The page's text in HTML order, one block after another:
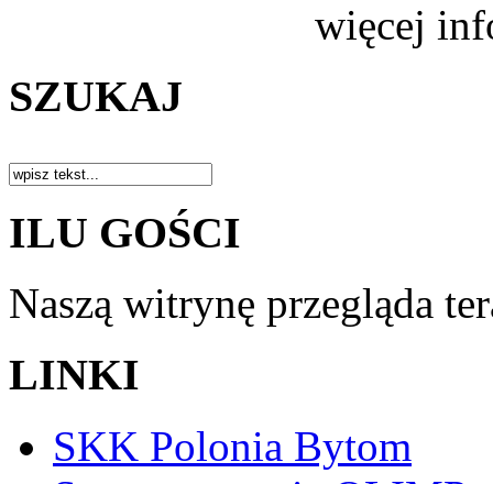
więcej
SZUKAJ
ILU GOŚCI
Naszą witrynę przegląda
LINKI
SKK Polonia Bytom